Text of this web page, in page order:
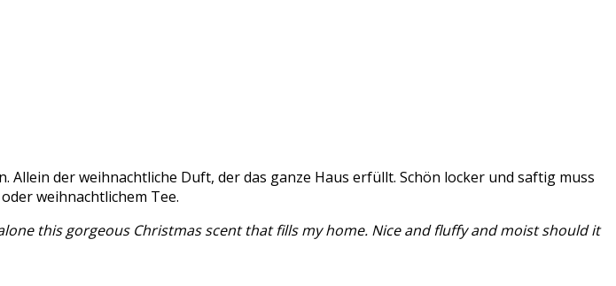
der weihnachtliche Duft, der das ganze Haus erfüllt. Schön locker und saftig muss
weihnachtlichem Tee.
this gorgeous Christmas scent that fills my home. Nice and fluffy and moist should it